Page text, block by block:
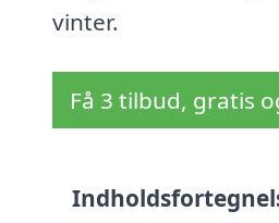
vinter.
Få 3 tilbud, gratis